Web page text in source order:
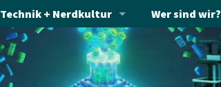
Technik + Nerdkultur Wer sind wir?